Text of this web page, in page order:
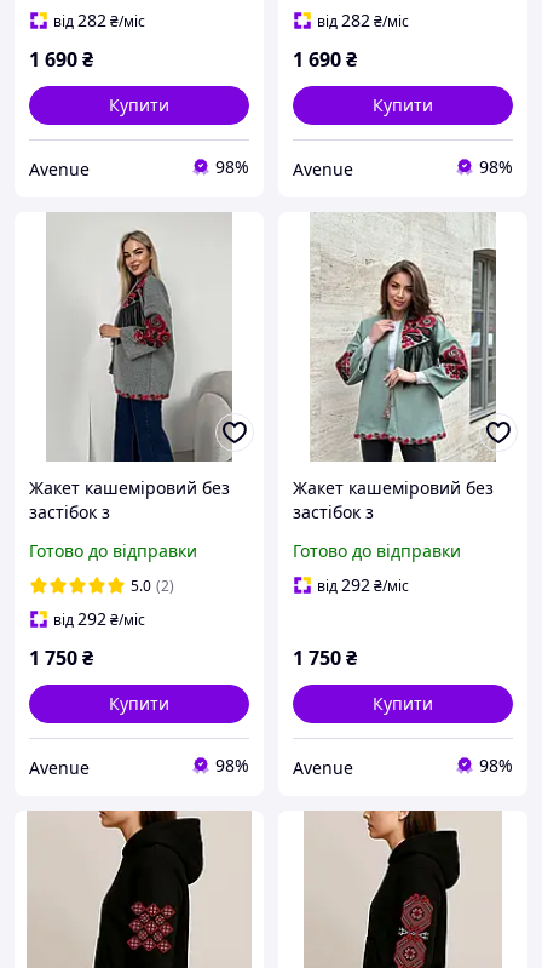
від282₴/міс
1 690₴
Купити
Avenue 98%
від282₴/міс
1 690₴
Купити
Avenue 98%
Жакет кашеміровий без
застібок з
Готово до відправки
5.0 (2)
від292₴/міс
1 750₴
Купити
Avenue 98%
Жакет кашеміровий без
застібок з
Готово до відправки
від292₴/міс
1 750₴
Купити
Avenue 98%